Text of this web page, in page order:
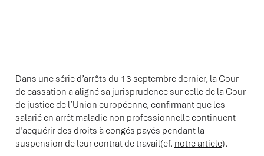
Dans une série d’arrêts du 13 septembre dernier, la Cour
de cassation a aligné sa jurisprudence sur celle de la Cour
de justice de l’Union européenne, confirmant que les
salarié en arrêt maladie non professionnelle continuent
d’acquérir des droits à congés payés pendant la
suspension de leur contrat de travail(cf. notre article).